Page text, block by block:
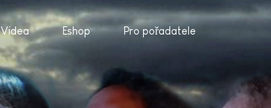
Videa Eshop
Pro pořadatele